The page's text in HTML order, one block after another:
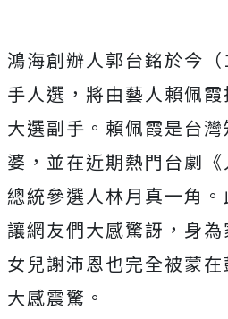
鴻海創辦人郭台銘於今
手人選，將由藝人賴佩
大選副手。賴佩霞是台
婆，並在近期熱門台劇
總統參選人林月真一角
讓網友們大感驚訝，身為
女兒謝沛恩也完全被蒙
大感震驚。